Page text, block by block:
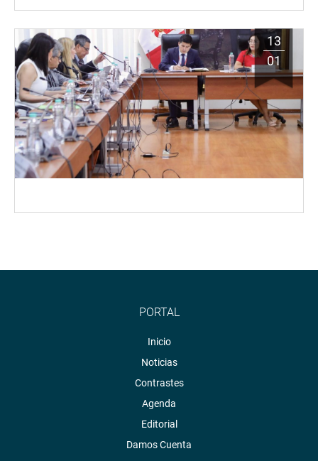
13
01
PORTAL
Inicio
Noticias
Contrastes
Agenda
Editorial
Damos Cuenta